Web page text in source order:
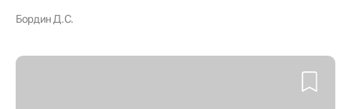
Бордин Д.С.